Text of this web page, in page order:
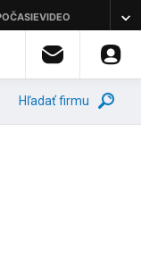
Hľadať firmu